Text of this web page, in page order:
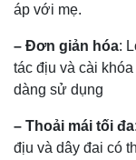
áp với mẹ.
– Đơn giản hóa:
tác địu và cài
dàng sử dụng
– Thoải mái tối đa
địu và dây đai có